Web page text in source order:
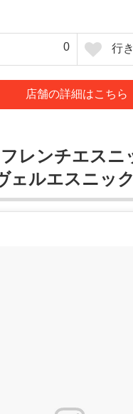
0 行
店舗の詳細はこちら
レンチエスニ
ェルエスニッ